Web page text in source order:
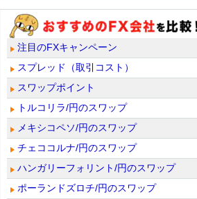
注目のFXキャンペーン
スプレッド（取引コスト）
スワップポイント
トルコリラ/円のスワップ
メキシコペソ/円のスワップ
チェココルナ/円のスワップ
ハンガリーフォリント/円のスワップ
ポーランドズロチ/円のスワップ